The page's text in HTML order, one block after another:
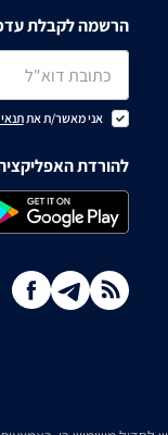
הרשמה לקבלת
אני מאשר/ת את
להורדת